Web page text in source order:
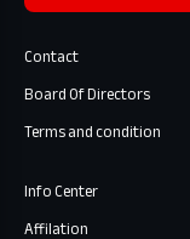
Contact
Board Of Directors
Terms and condition
Info Center
Affilation